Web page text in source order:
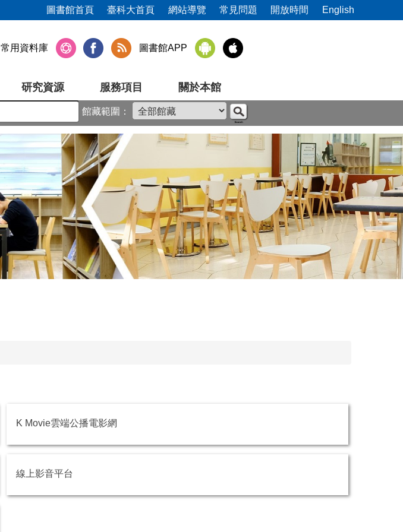
圖書館首頁 臺科大首頁 網站導覽 常見問題 開放時間 English
研究資源 服務項目 關於本館
常用資料庫 圖書館APP
館藏範圍：
K Movie雲端公播電影網
線上影音平台